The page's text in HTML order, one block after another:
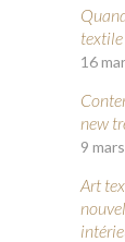
16
new
9
Art